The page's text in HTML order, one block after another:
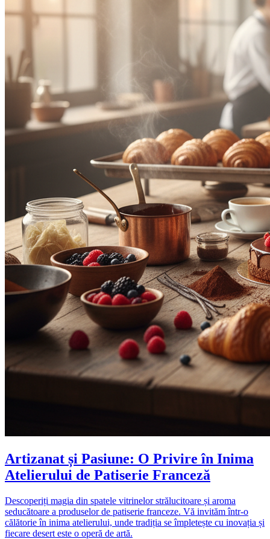
Artizanat și Pasiune: O Privire în Inima
Atelierului de Patiserie Franceză
Descoperiți magia din spatele vitrinelor strălucitoare și aroma
seducătoare a produselor de patiserie franceze. Vă invităm într-o
călătorie în inima atelierului, unde tradiția se împletește cu inovația și
fiecare desert este o operă de artă.